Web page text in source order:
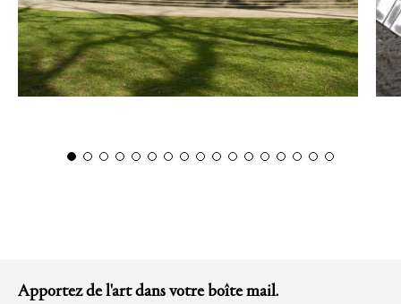
Apportez de l'art dans votre boîte mail.